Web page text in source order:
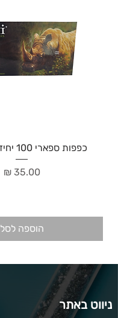
כפפות ספארי 100 יחידות בחבילה
מחיר‏35.00 ‏₪
הוספה לסל
ניווט באתר